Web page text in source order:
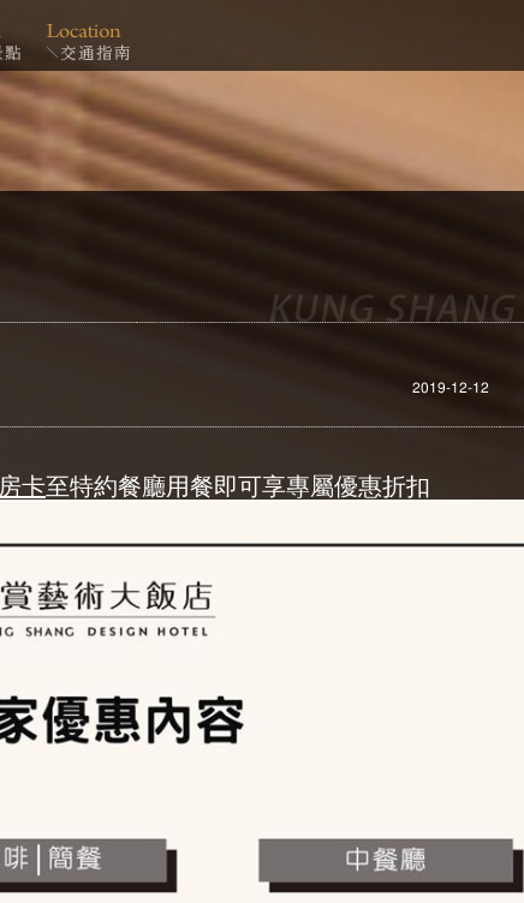
2019-12-12
房卡至特約餐廳用餐即可享專屬優惠折扣